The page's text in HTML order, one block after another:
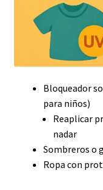
Bloqueador
para niños)
Reaplicar
nadar
Sombreros o
Ropa con